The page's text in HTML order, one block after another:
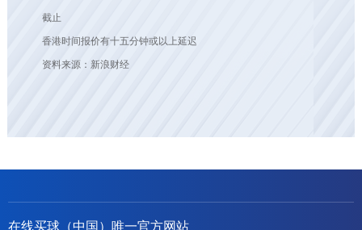
截止
香港时间报价有十五分钟或以上延迟
资料来源：新浪财经
在线买球（中国）唯一官方网站